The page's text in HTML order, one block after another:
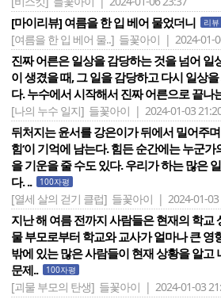
[마이리뷰] 여름을 한 입 베어 물었더니 리뷰
[여름을 한 입 베어 물..] 들꽃아이 | 2024-01-
진짜 어른은 일상을 감당하는 것을 넘어 일
이 생겼을 때, 그 일을 감당하고 다시 일상
다. 누수에서 시작해서 진짜 어른으로 끝나
[나의 누수 일지] 들꽃아이 | 2024-01-03
뒤처지는 윤서를 강은이가 뒤에서 밀어주
힘‘이 기억에 남는다. 힘든 순간에는 누군
을 기운을 줄 수도 있다. 우리가 하는 많은
다. ..
100자평
[열세 살의 걷기 클럽] 들꽃아이 | 2024-01-03
지난 해 여름 전까지 사람들은 현재의 학교
물 부모로부터 학교와 교사가 얼마나 큰 영
밖에 있는 많은 사람들이 현재 상황을 알고
문제..
100자평
[괴물 부모의 탄생] 들꽃아이 | 2024-01-03